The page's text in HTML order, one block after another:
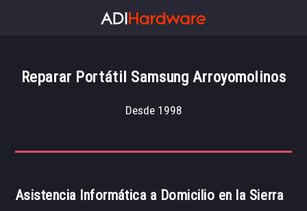
Reparar Portátil Samsung Arroyomolinos
Desde 1998
Asistencia Informática a Domicilio en la Sierra